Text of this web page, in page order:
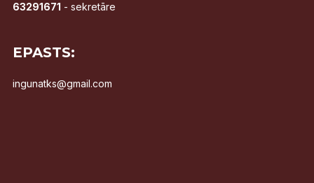
63291671 - sekretāre
EPASTS:
ingunatks@gmail.com